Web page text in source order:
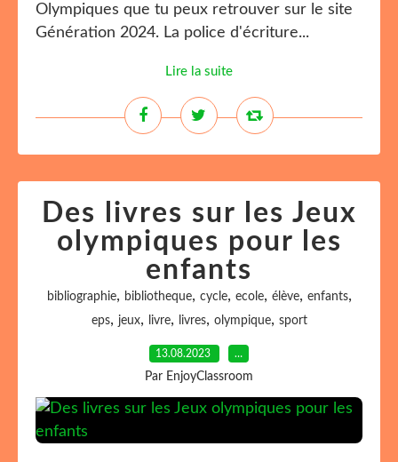
Olympiques que tu peux retrouver sur le site
Génération 2024. La police d'écriture...
Lire la suite
Des livres sur les Jeux
olympiques pour les
enfants
bibliographie, bibliotheque, cycle, ecole, élève, enfants,
eps, jeux, livre, livres, olympique, sport
13.08.2023 …
Par EnjoyClassroom